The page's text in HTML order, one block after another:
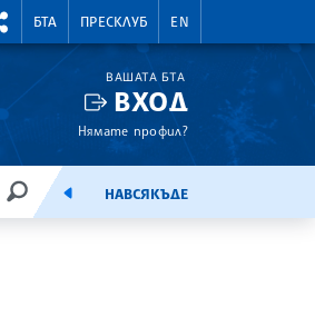
RIGHTMENU.SOCIAL
БТА ПРЕСКЛУБ EN
ВАШАТА БТА
ВХОД
Нямате профил?
ТЪРСЕНЕЕМИСИЯНАВСЯКЪДЕ